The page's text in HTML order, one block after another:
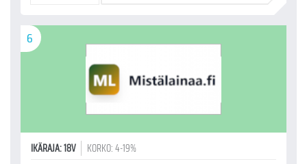
6
IKÄRAJA: 18V KORKO: 4-19%